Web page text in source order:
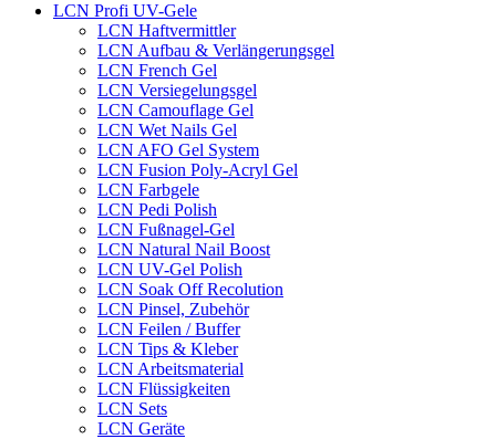
LCN Profi UV-Gele
LCN Haftvermittler
LCN Aufbau & Verlängerungsgel
LCN French Gel
LCN Versiegelungsgel
LCN Camouflage Gel
LCN Wet Nails Gel
LCN AFO Gel System
LCN Fusion Poly-Acryl Gel
LCN Farbgele
LCN Pedi Polish
LCN Fußnagel-Gel
LCN Natural Nail Boost
LCN UV-Gel Polish
LCN Soak Off Recolution
LCN Pinsel, Zubehör
LCN Feilen / Buffer
LCN Tips & Kleber
LCN Arbeitsmaterial
LCN Flüssigkeiten
LCN Sets
LCN Geräte